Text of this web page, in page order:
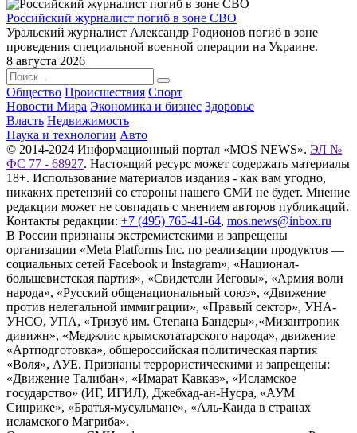
Российский журналист погиб в зоне СВО
Уральский журналист Александр Родионов погиб в зоне
проведения специальной военной операции на Украине.
8 августа 2026
Общество Происшествия Спорт
Новости Мира Экономика и бизнес Здоровье
Власть Недвижимость
Наука и технологии Авто
© 2014-2024 Информационный портал «MOS NEWS». ЭЛ №
ФС 77 - 68927. Настоящий ресурс может содержать материалы
18+. Использование материалов издания - как вам угодно,
никаких претензий со стороны нашего СМИ не будет. Мнение
редакции может не совпадать с мнением авторов публикаций.
Контакты редакции: +7 (495) 765-41-64, mos.news@inbox.ru
В России признаны экстремистскими и запрещены
организации «Meta Platforms Inc. по реализации продуктов —
социальных сетей Facebook и Instagram», «Национал-
большевистская партия», «Свидетели Иеговы», «Армия воли
народа», «Русский общенациональный союз», «Движение
против нелегальной иммиграции», «Правый сектор», УНА-
УНСО, УПА, «Тризуб им. Степана Бандеры»,«Мизантропик
дивижн», «Меджлис крымскотатарского народа», движение
«Артподготовка», общероссийская политическая партия
«Воля», АУЕ. Признаны террористическими и запрещены:
«Движение Талибан», «Имарат Кавказ», «Исламское
государство» (ИГ, ИГИЛ), Джебхад-ан-Нусра, «АУМ
Синрике», «Братья-мусульмане», «Аль-Каида в странах
исламского Магриба».